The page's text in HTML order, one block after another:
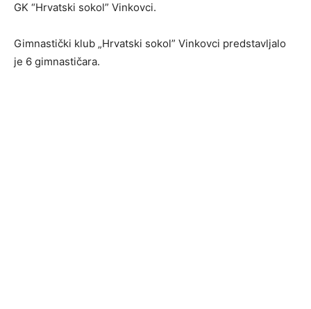
GK “Hrvatski sokol” Vinkovci.
Gimnastički klub „Hrvatski sokol” Vinkovci predstavljalo
je 6 gimnastičara.